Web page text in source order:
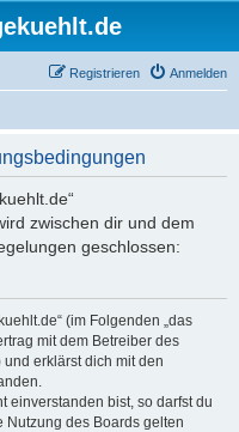
Anmelden
Registrieren
zwischen dir und dem
geschlossen:
(im Folgenden „das
mit dem Betreiber des
und erklärst dich mit den
einverstanden bist, so darfst du
Nutzung des Boards gelten